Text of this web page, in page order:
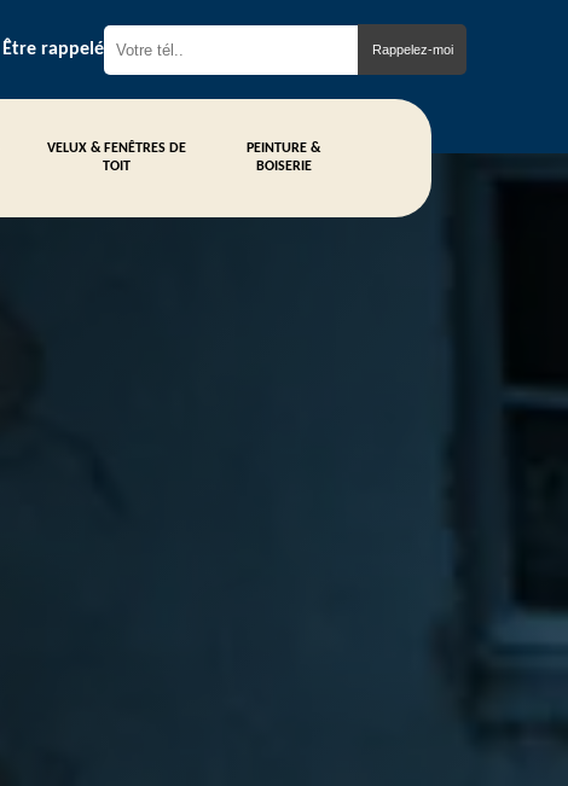
Être rappelé
VELUX & FENÊTRES DE
TOIT
PEINTURE &
BOISERIE